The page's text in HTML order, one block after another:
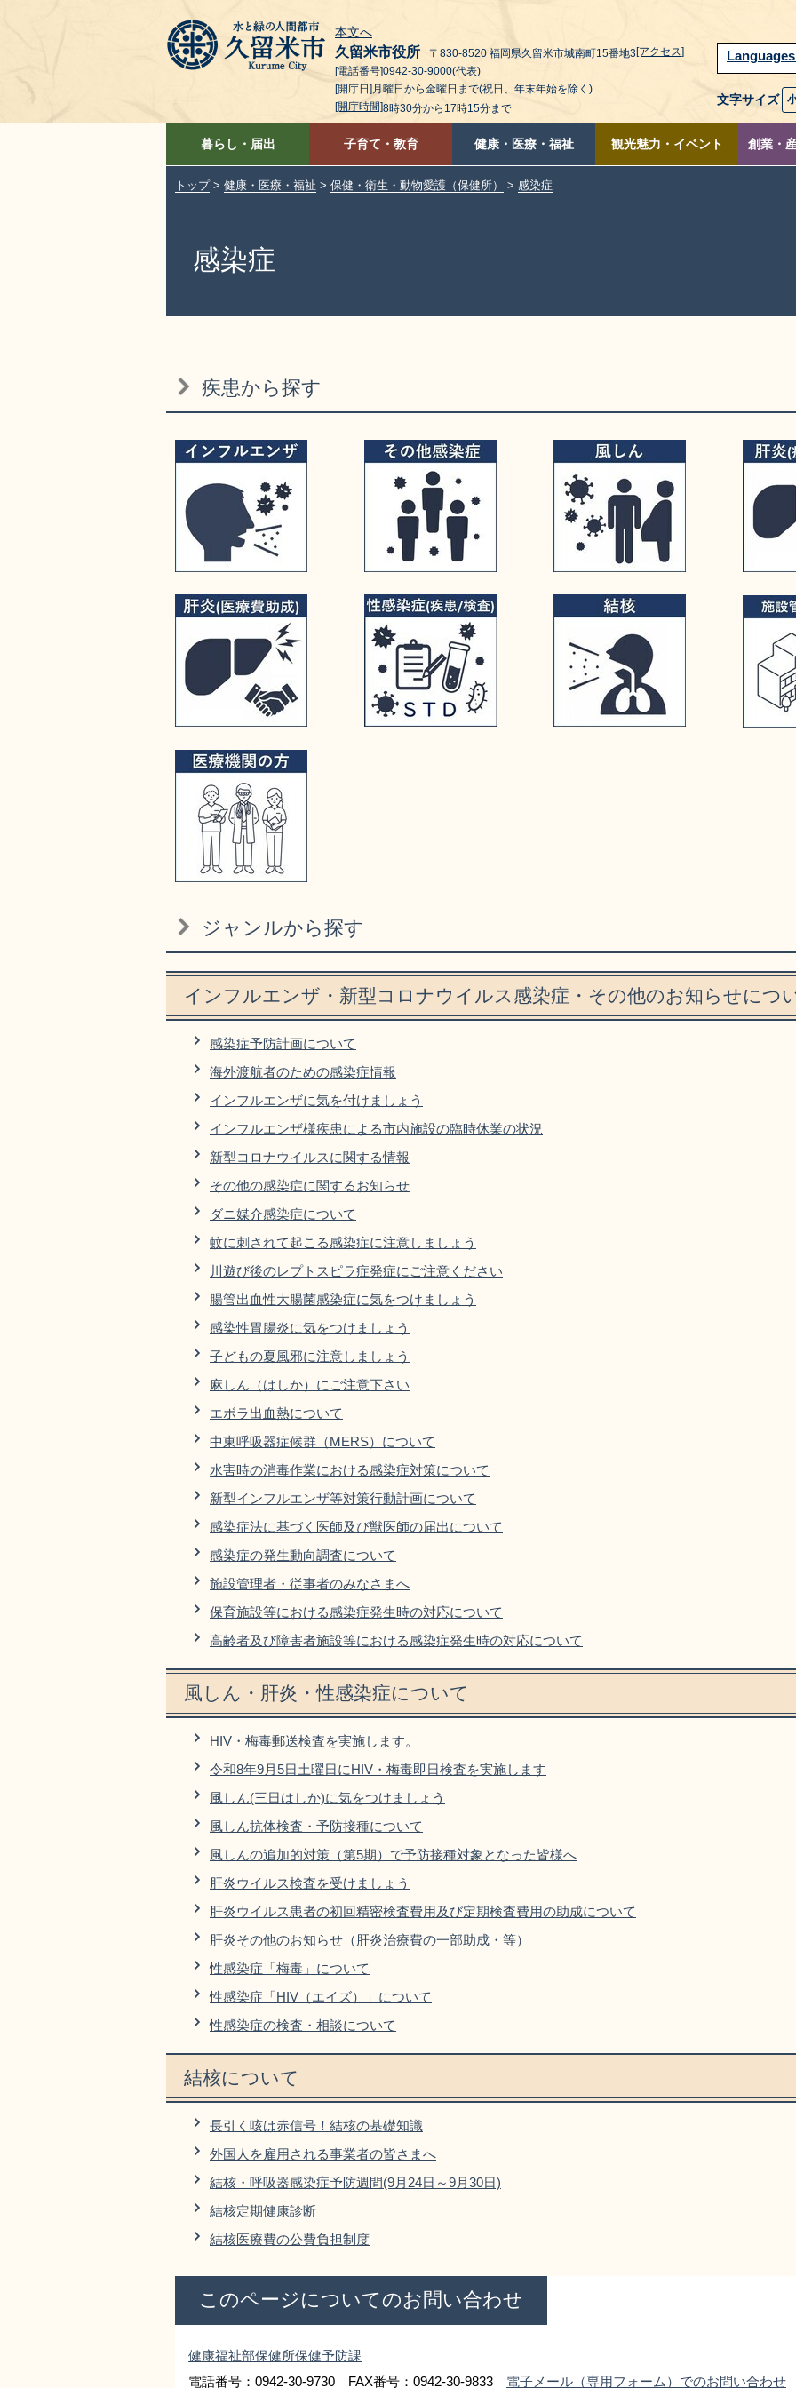
本文へ
久留米市役所 〒830-8520 福岡県久留米市城南町15番地3[アクセス]
[電話番号]0942-30-9000(代表)
[開庁日]月曜日から金曜日まで(祝日、年末年始を除く)
[開庁時間]8時30分から17時15分まで
文字サイズ
暮らし・届出 子育て・教育 健康・医療・福祉 観光魅力・イベント 創業・
トップ> 健康・医療・福祉 > 保健・衛生・動物愛護（保健所） > 感染症
感染症
疾患から探す
ジャンルから探す
インフルエンザ・新型コロナウイルス感染症・その他のお知らせにつ
感染症予防計画について
海外渡航者のための感染症情報
インフルエンザに気を付けましょう
インフルエンザ様疾患による市内施設の臨時休業の状況
新型コロナウイルスに関する情報
その他の感染症に関するお知らせ
ダニ媒介感染症について
蚊に刺されて起こる感染症に注意しましょう
川遊び後のレプトスピラ症発症にご注意ください
腸管出血性大腸菌感染症に気をつけましょう
感染性胃腸炎に気をつけましょう
子どもの夏風邪に注意しましょう
麻しん（はしか）にご注意下さい
エボラ出血熱について
中東呼吸器症候群（MERS）について
水害時の消毒作業における感染症対策について
新型インフルエンザ等対策行動計画について
感染症法に基づく医師及び獣医師の届出について
感染症の発生動向調査について
施設管理者・従事者のみなさまへ
保育施設等における感染症発生時の対応について
高齢者及び障害者施設等における感染症発生時の対応について
風しん・肝炎・性感染症について
HIV・梅毒郵送検査を実施します。
令和8年9月5日土曜日にHIV・梅毒即日検査を実施します
風しん(三日はしか)に気をつけましょう
風しん抗体検査・予防接種について
風しんの追加的対策（第5期）で予防接種対象となった皆様へ
肝炎ウイルス検査を受けましょう
肝炎ウイルス患者の初回精密検査費用及び定期検査費用の助成について
肝炎その他のお知らせ（肝炎治療費の一部助成・等）
性感染症「梅毒」について
性感染症「HIV（エイズ）」について
性感染症の検査・相談について
結核について
長引く咳は赤信号！結核の基礎知識
外国人を雇用される事業者の皆さまへ
結核・呼吸器感染症予防週間(9月24日～9月30日)
結核定期健康診断
結核医療費の公費負担制度
このページについてのお問い合わせ
健康福祉部保健所保健予防課
電話番号：0942-30-9730 FAX番号：0942-30-9833 電子メール（専用フォーム）でのお問い合わせ